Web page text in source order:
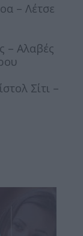
– Λέτσε
– Αλαβές
Σίτι –